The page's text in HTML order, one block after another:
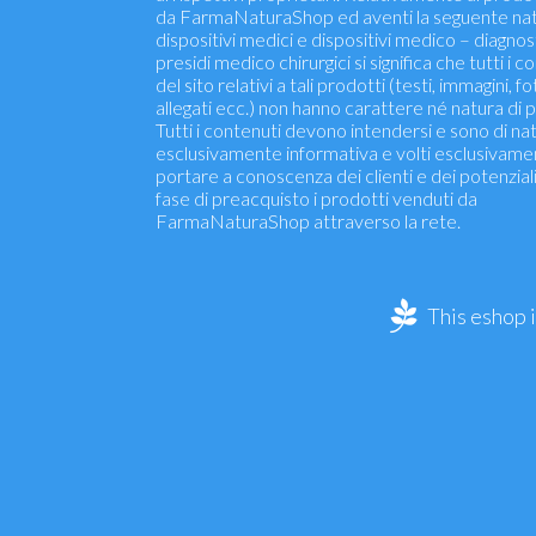
da FarmaNaturaShop ed aventi la seguente
dispositivi medici e dispositivi medico –
presidi medico chirurgici si significa che tutti i
del sito relativi a tali prodotti (testi, immagini,
allegati ecc.) non hanno carattere né natura di
Tutti i contenuti devono intendersi e sono di
esclusivamente informativa e volti
portare a conoscenza dei clienti e dei
fase di preacquisto i prodotti venduti da
FarmaNaturaShop attraverso la rete.
This eshop